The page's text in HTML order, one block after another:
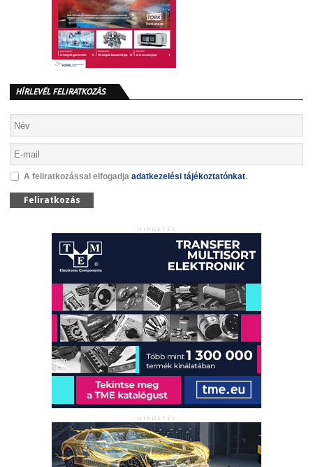
HÍRLEVÉL FELIRATKOZÁS
A feliratkozással elfogadja adatkezelési tájékoztatónkat.
Feliratkozás
HIRDETÉS
HIRDETÉS